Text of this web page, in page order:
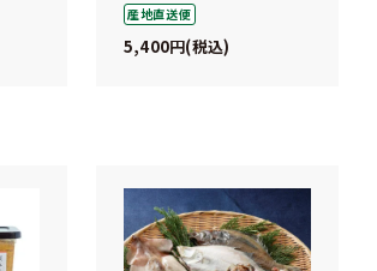
産地直送便
5,400 税込